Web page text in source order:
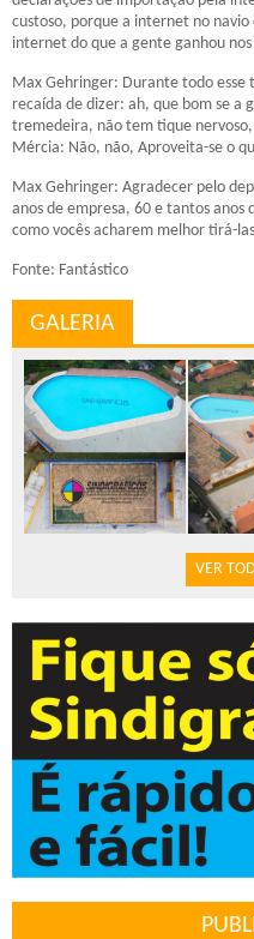
custoso, porque a internet no
internet do que a gente ganhou
Max Gehringer: Durante todo esse
recaída de dizer: ah, que bom se a
tremedeira, não tem tique nervoso,
Mércia: Não, não, Aproveita-se o
Max Gehringer: Agradecer pelo
anos de empresa, 60 e tantos
como vocês acharem melhor tirá-
Fonte: Fantástico
GALERIA
VER